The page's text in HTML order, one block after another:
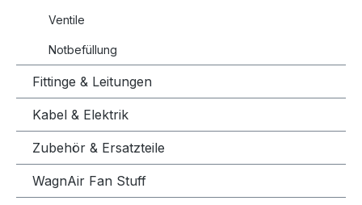
Ventile
Notbefüllung
Fittinge & Leitungen
Kabel & Elektrik
Zubehör & Ersatzteile
WagnAir Fan Stuff